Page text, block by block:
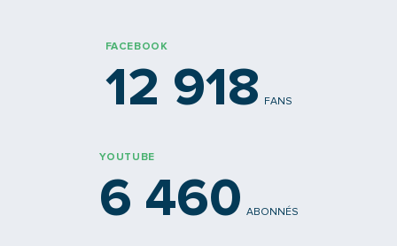
FACEBOOK
12 918 FANS
YOUTUBE
6 460 ABONNÉS